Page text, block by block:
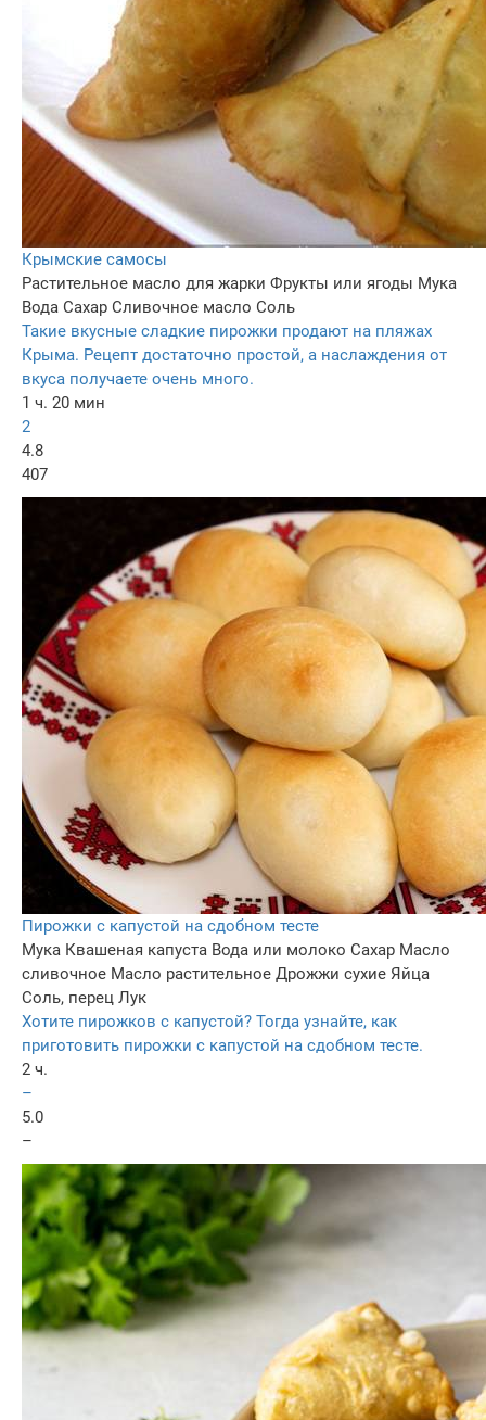
Крымские самосы
Растительное масло для жарки Фрукты или ягоды Мука
Вода Сахар Сливочное масло Соль
Такие вкусные сладкие пирожки продают на пляжах
Крыма. Рецепт достаточно простой, а наслаждения от
вкуса получаете очень много.
1 ч. 20 мин
2
4.8
407
Пирожки с капустой на сдобном тесте
Мука Квашеная капуста Вода или молоко Сахар Масло
сливочное Масло растительное Дрожжи сухие Яйца
Соль, перец Лук
Хотите пирожков с капустой? Тогда узнайте, как
приготовить пирожки с капустой на сдобном тесте.
2 ч.
–
5.0
–